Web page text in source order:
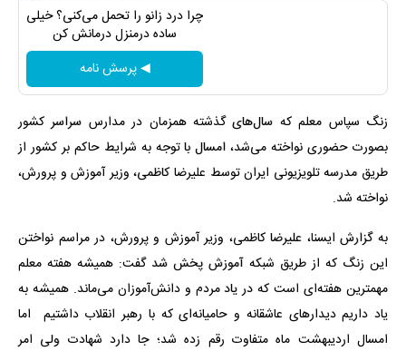
چرا درد زانو را تحمل می‌کنی؟ خیلی
ساده درمنزل درمانش کن
◀ پرسش نامه
زنگ سپاس معلم که سال‌های گذشته همزمان در مدارس سراسر کشور
بصورت حضوری نواخته می‌شد، امسال با توجه به شرایط حاکم بر کشور از
طریق مدرسه تلویزیونی ایران توسط علیرضا کاظمی، وزیر آموزش و پرورش،
نواخته شد.
به گزارش ایسنا، علیرضا کاظمی، وزیر آموزش و پرورش، در مراسم نواختن
این زنگ که از طریق شبکه آموزش پخش شد گفت: همیشه هفته معلم
مهمترین هفته‌ای است که در یاد مردم و دانش‌آموزان می‌ماند. همیشه به
یاد داریم دیدارهای عاشقانه و حامیانه‌ای که با رهبر انقلاب داشتیم اما
امسال اردیبهشت ماه متفاوت رقم زده شد؛ جا دارد شهادت ولی امر